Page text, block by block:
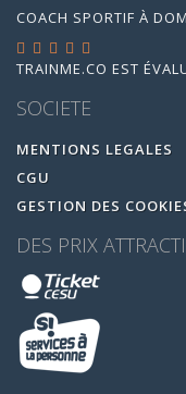
COACH SPORTIF À
TRAINME.CO EST
SOCIETE
MENTIONS LEGALES
CGU
GESTION DES
DES PRIX